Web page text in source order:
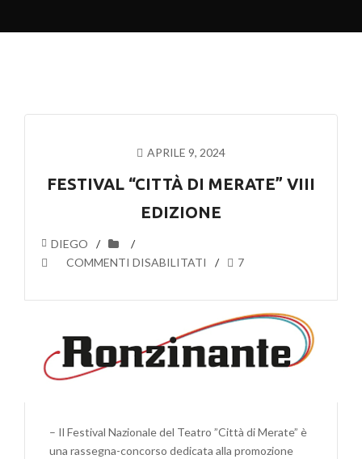
APRILE 9, 2024
FESTIVAL “CITTÀ DI MERATE” VIII
EDIZIONE
DIEGO
COMMENTI DISABILITATI
SU
“CITTÀ
MERATE”
VIII
EDIZIONE
7
– Il Festival Nazionale del Teatro ”Città di Merate” è
una rassegna-concorso dedicata alla promozione